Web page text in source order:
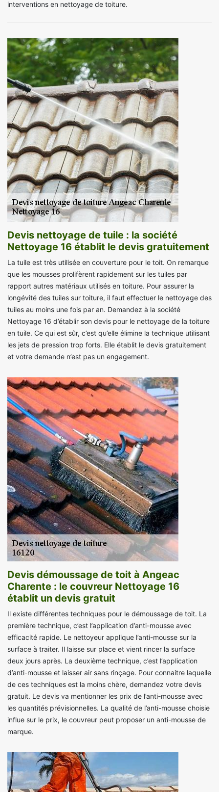
interventions en nettoyage de toiture.
Devis nettoyage de tuile : la société
Nettoyage 16 établit le devis gratuitement
La tuile est très utilisée en couverture pour le toit. On remarque
que les mousses prolifèrent rapidement sur les tuiles par
rapport autres matériaux utilisés en toiture. Pour assurer la
longévité des tuiles sur toiture, il faut effectuer le nettoyage des
tuiles au moins une fois par an. Demandez à la société
Nettoyage 16 d’établir son devis pour le nettoyage de la toiture
en tuile. Ce qui est sûr, c’est qu’elle élimine la technique utilisant
les jets de pression trop forts. Elle établit le devis gratuitement
et votre demande n’est pas un engagement.
Devis démoussage de toit à Angeac
Charente : le couvreur Nettoyage 16
établit un devis gratuit
Il existe différentes techniques pour le démoussage de toit. La
première technique, c’est l’application d’anti-mousse avec
efficacité rapide. Le nettoyeur applique l’anti-mousse sur la
surface à traiter. Il laisse sur place et vient rincer la surface
deux jours après. La deuxième technique, c’est l’application
d’anti-mousse et laisser air sans rinçage. Pour connaitre laquelle
de ces techniques est la moins chère, demandez votre devis
gratuit. Le devis va mentionner les prix de l’anti-mousse avec
les quantités prévisionnelles. La qualité de l’anti-mousse choisie
influe sur le prix, le couvreur peut proposer un anti-mousse de
marque.